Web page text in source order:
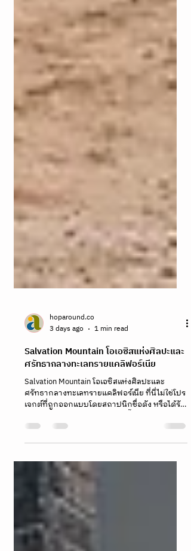
hoparound.co
3 days ago
1 min read
Salvation Mountain โอเอซิสแห่งศิลปะและ
ศรัทธากลางทะเลทรายแคลิฟอร์เนีย
Salvation Mountain โอเอซิสแห่งศิลปะและ
ศรัทธากลางทะเลทรายแคลิฟอร์เนีย ที่นี่ไม่ใช่โปร
การระดมทุนมหาศาล ทว่าเกิดขึ้นจากวิสัยทัศน์
ของชายเพียงคนเดียวที่ชื่อว่า เลียวนาร์ด ไนต์
(Leonard Knight) ย้อนกลับไปในปี 1984 เลียวนา
ร์ดมีความตั้งใจเพียงแค่จะปล่อยบอลลูนลมร้อนที่
สกรีนข้อความว่า "God is Love" เพื่อสื่อสาร
ปรัชญาความรักที่เขามีต่อโลก แต่เมื่อบอลลูนไม่
สามารถลอยขึ้นได้ เขาจึงตัดสินใจเปลี่ยนวิธีการ
โดยหันมาสร้างอนุสรณ์สถานบนพื้นดินแทน